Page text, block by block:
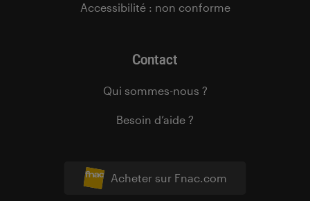
Acheter sur Fnac.com
Accessibilité : non conforme
Contact
Qui sommes-nous ?
Besoin d’aide ?